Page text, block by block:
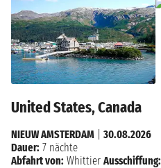
United States, Canada
NIEUW AMSTERDAM
30.08.2026
Dauer: 7 nächte
Abfahrt von: Whittier Ausschiffung: